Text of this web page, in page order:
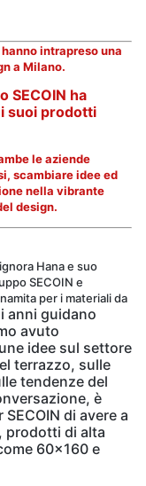
intrapreso una
a Milano.
SECOIN ha
i suoi prodotti
le aziende
scambiare idee ed
nella vibrante
design.
Hana e suo
SECOIN e
per i materiali da
anni guidano
avuto
idee sul settore
terrazzo, sulle
tendenze del
è
di avere a
prodotti di alta
60×160 e